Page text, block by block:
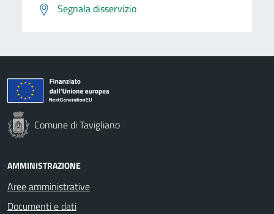
Segnala disservizio
Comune di Tavigliano
AMMINISTRAZIONE
Aree amministrative
Documenti e dati